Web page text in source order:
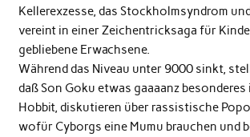
Kellerexzesse, das Stockholmsyndrom
vereint in einer Zeichentricksaga für
gebliebene Erwachsene.
Während das Niveau unter 9000 sinkt,
daß Son Goku etwas gaaaanz
Hobbit, diskutieren über rassistische
wofür Cyborgs eine Mumu brauchen und